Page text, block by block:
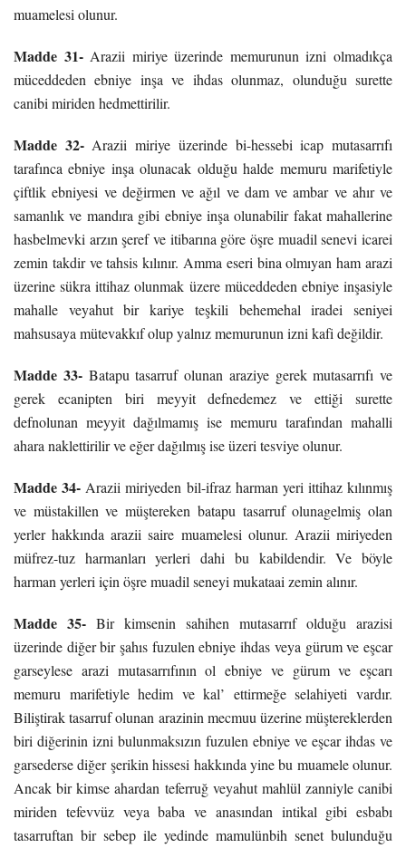
muamelesi olunur.
Madde 31-Arazii miriye üzerinde memurunun izni olmadıkça
müceddeden ebniye inşa ve ihdas olunmaz, olunduğu surette
canibi miriden hedmettirilir.
Madde 32-Arazii miriye üzerinde bi-hessebi icap mutasarrıfı
tarafınca ebniye inşa olunacak olduğu halde memuru marifetiyle
çiftlik ebniyesi ve değirmen ve ağıl ve dam ve ambar ve ahır ve
samanlık ve mandıra gibi ebniye inşa olunabilir fakat mahallerine
hasbelmevki arzın şeref ve itibarına göre öşre muadil senevi icarei
zemin takdir ve tahsis kılınır. Amma eseri bina olmıyan ham arazi
üzerine sükra ittihaz olunmak üzere müceddeden ebniye inşasiyle
mahalle veyahut bir kariye teşkili behemehal iradei seniyei
mahsusaya mütevakkıf olup yalnız memurunun izni kafi değildir.
Madde 33-Batapu tasarruf olunan araziye gerek mutasarrıfı ve
gerek ecanipten biri meyyit defnedemez ve ettiği surette
defnolunan meyyit dağılmamış ise memuru tarafından mahalli
ahara naklettirilir ve eğer dağılmış ise üzeri tesviye olunur.
Madde 34- Arazii miriyeden bil-ifraz harman yeri ittihaz kılınmış
ve müstakillen ve müştereken batapu tasarruf olunagelmiş olan
yerler hakkında arazii saire muamelesi olunur. Arazii miriyeden
müfrez-tuz harmanları yerleri dahi bu kabildendir. Ve böyle
harman yerleri için öşre muadil seneyi mukataai zemin alınır.
Madde 35- Bir kimsenin sahihen mutasarrıf olduğu arazisi
üzerinde diğer bir şahıs fuzulen ebniye ihdas veya gürum ve eşcar
garseylese arazi mutasarrıfının ol ebniye ve gürum ve eşcarı
memuru marifetiyle hedim ve kal’ ettirmeğe selahiyeti vardır.
Biliştirak tasarruf olunan arazinin mecmuu üzerine müştereklerden
biri diğerinin izni bulunmaksızın fuzulen ebniye ve eşcar ihdas ve
garsederse diğer şerikin hissesi hakkında yine bu muamele olunur.
Ancak bir kimse ahardan teferruğ veyahut mahlül zanniyle canibi
miriden tefevvüz veya baba ve anasından intikal gibi esbabı
tasarruftan bir sebep ile yedinde mamulünbih senet bulunduğu